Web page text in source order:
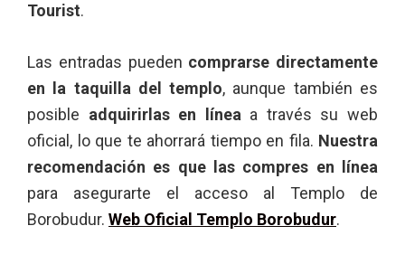
Tourist.
Las entradas pueden comprarse directamente
en la taquilla del templo, aunque también es
posible adquirirlas en líneaa través su web
oficial, lo que te ahorrará tiempo en fila. Nuestra
recomendación es que las compres en línea
para asegurarte el acceso al Templo de
Borobudur. Web Oficial Templo Borobudur.